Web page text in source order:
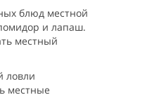
блюд местной
и лапаш.
местный
ловли
местные